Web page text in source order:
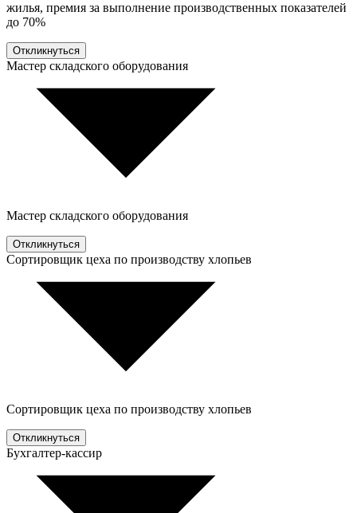
жилья, премия за выполнение производственных показателей
до 70%
Откликнуться
Мастер складского оборудования
Мастер складского оборудования
Откликнуться
Сортировщик цеха по производству хлопьев
Сортировщик цеха по производству хлопьев
Откликнуться
Бухгалтер-кассир